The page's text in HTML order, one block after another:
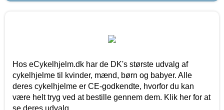
Hos eCykelhjelm.dk har de DK's største udvalg af
cykelhjelme til kvinder, mænd, børn og babyer. Alle
deres cykelhjelme er CE-godkendte, hvorfor du kan
være helt tryg ved at bestille gennem dem. Klik her for at
se deres udvalg.